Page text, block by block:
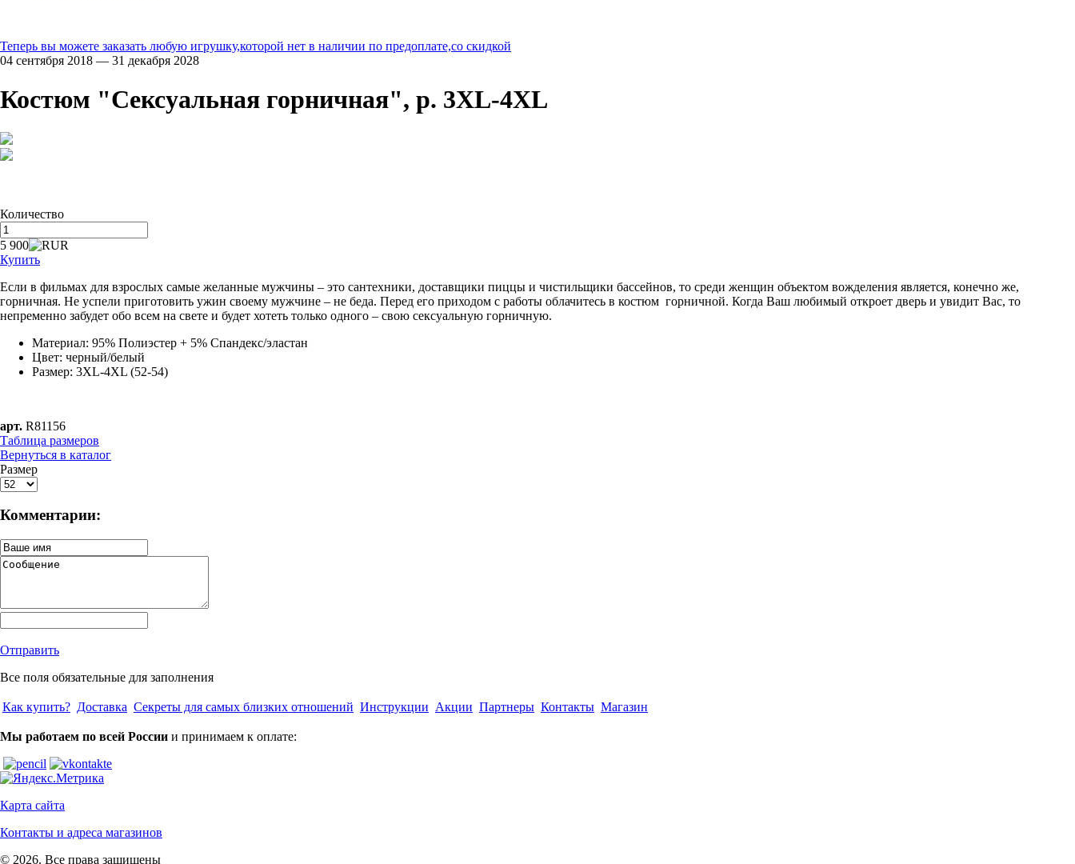
Теперь вы можете заказать любую игрушку,которой нет в наличии по предоплате,со скидкой
04 сентября 2018 — 31 декабря 2028
Костюм "Сексуальная горничная", р. 3XL-4XL
Количество
5 900
Купить
Если в фильмах для взрослых самые желанные мужчины – это сантехники, доставщики пиццы и чистильщики бассейнов, то среди женщин объектом вожделения является, конечно же,
горничная. Не успели приготовить ужин своему мужчине – не беда. Перед его приходом с работы облачитесь в костюм горничной. Когда Ваш любимый откроет дверь и увидит Вас, то
непременно забудет обо всем на свете и будет хотеть только одного – свою сексуальную горничную.
Материал: 95% Полиэстер + 5% Спандекс/эластан
Цвет: черный/белый
Размер: 3XL-4XL (52-54)
арт. R81156
Таблица размеров
Вернуться в каталог
Размер
Комментарии:
Отправить
Все поля обязательные для заполнения
Как купить? Доставка Секреты для самых близких отношений Инструкции Акции Партнеры Контакты Магазин
Мы работаем по всей России и принимаем к оплате:
Карта сайта
Контакты и адреса магазинов
© 2026. Все права защищены